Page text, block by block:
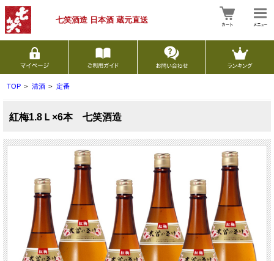
七笑酒造 日本酒 蔵元直送
TOP > 清酒 > 定番
紅梅1.8Ｌ×6本 七笑酒造